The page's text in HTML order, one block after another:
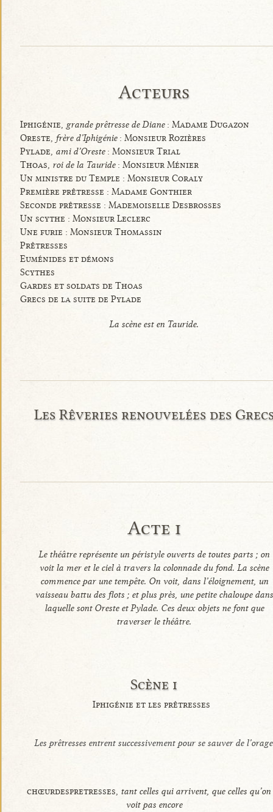
Acteurs
Iphigénie, grande prêtresse de Diane: Madame Dugazon
Oreste, frère d’Iphigénie: Monsieur Rozières
Pylade, ami d’Oreste: Monsieur Trial
Thoas, roi de la Tauride: Monsieur Ménier
Un ministre du Temple : Monsieur Coraly
Première prêtresse : Madame Gonthier
Seconde prêtresse : Mademoiselle Desbrosses
Un scythe : Monsieur Leclerc
Une furie : Monsieur Thomassin
Prêtresses
Euménides et démons
Scythes
Gardes et soldats de Thoas
Grecs de la suite de Pylade
La scène est en Tauride.
Les Rêveries renouvelées des
Acte i
Le théâtre représente un péristyle ouverts de toutes parts ; on
voit la mer et le ciel à travers la colonnade du fond. La scène
commence par une tempête. On voit, dans l’éloignement, un
vaisseau battu des flots ; et plus près, une petite chaloupe dans
laquelle sont Oreste et Pylade. Ces deux objets ne font que
traverser le théâtre.
Scène i
Iphigénie et les prêtresses
Les prêtresses entrent successivement pour se sauver de
chœurdespretresses, tant celles qui arrivent, que celles qu’on
voit pas encore